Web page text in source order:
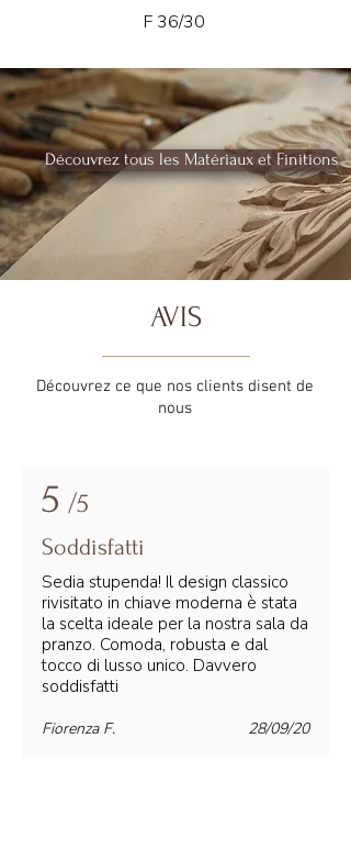
F 36/30
Découvrez tous les Matériaux et Finitions
AVIS
Découvrez ce que nos clients disent de
nous
5 /5
Soddisfatti
Sedia stupenda! Il design classico
rivisitato in chiave moderna è stata
la scelta ideale per la nostra sala da
pranzo. Comoda, robusta e dal
tocco di lusso unico. Davvero
soddisfatti
28/09/20
Fiorenza F.